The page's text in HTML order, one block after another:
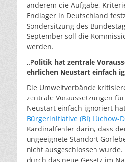
anderem die Aufgabe,
Endlager in Deutschland
Sondersitzung des
September soll die
werden.
„Politik hat zentrale
ehrlichen Neustart einfach
Die Umweltverbände
zentrale Voraussetzungen
Neustart einfach ignoriert
Bürgerinitiative (BI) Lüchow-
Kardinalfehler darin, dass
ungeeignete Standort
nicht ausgeschlossen wurde.
durch das neue Gesetz im